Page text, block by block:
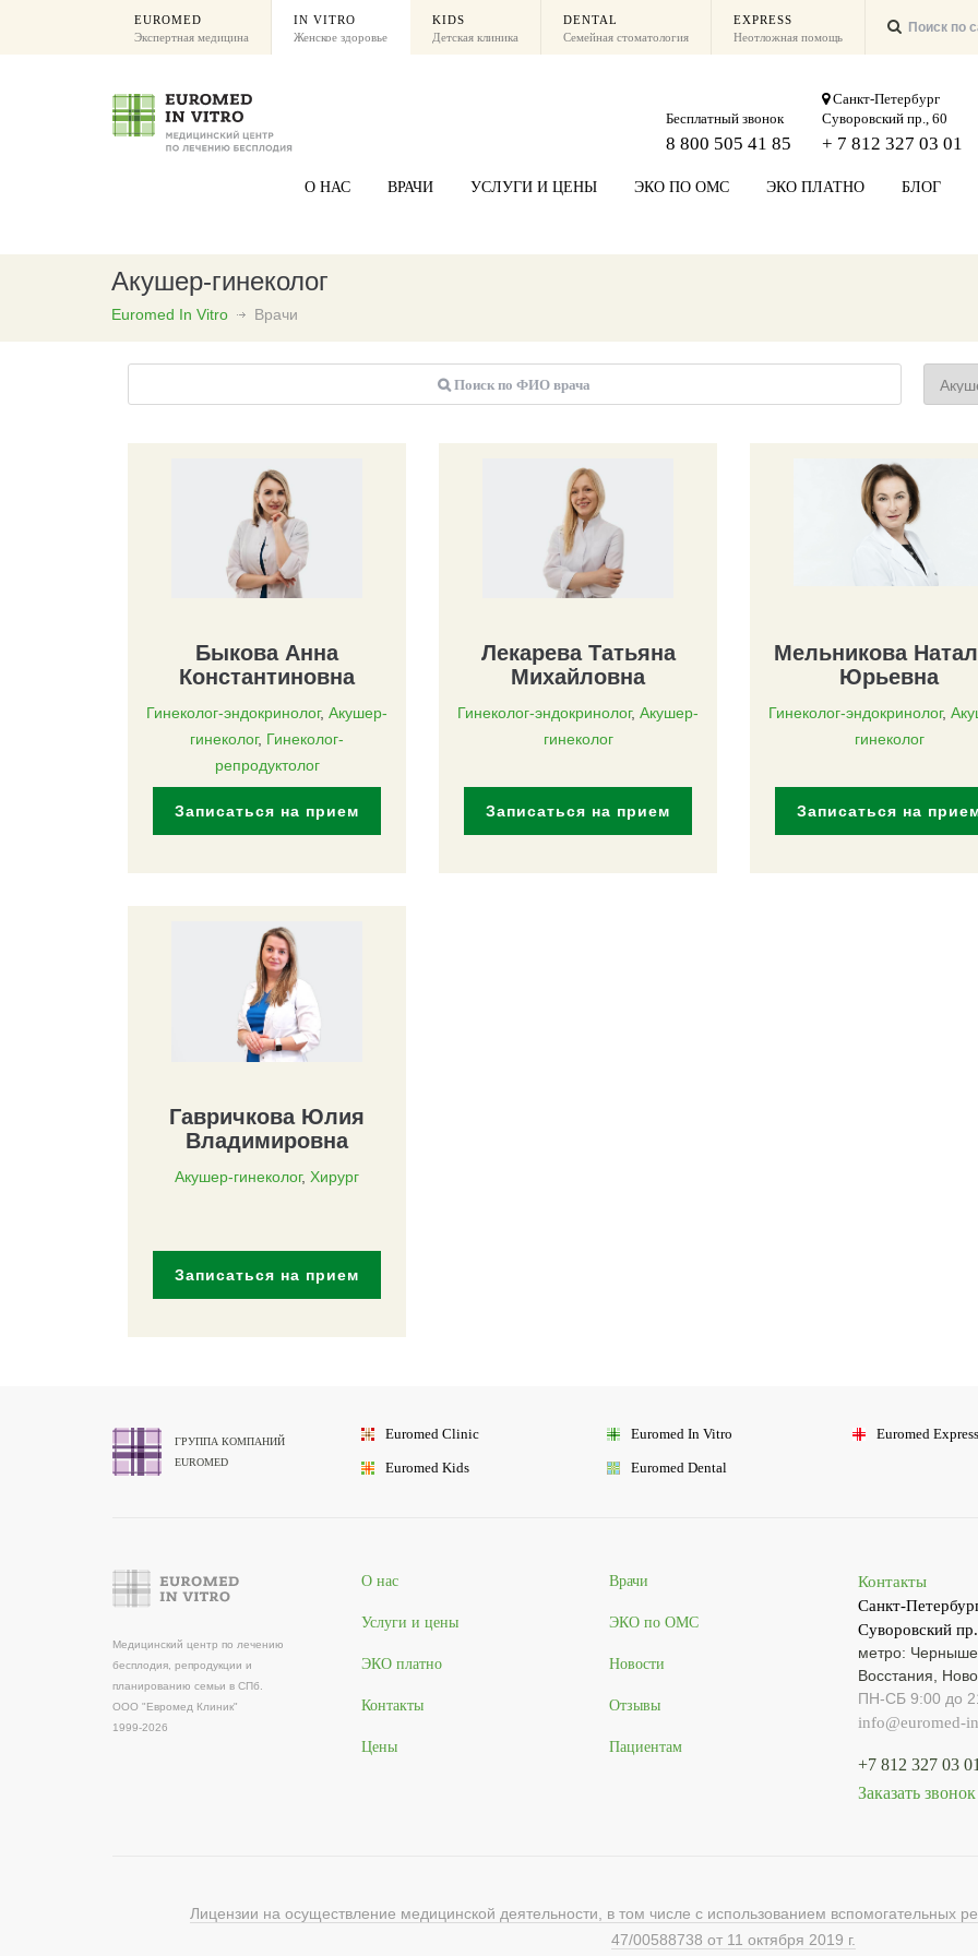
EUROMED
Экспертная медицина
IN VITRO
Женское здоровье
KIDS
Детская клиника
DENTAL
Семейная стоматология
EXPRESS
Неотложная помощь
Бесплатный звонок
8 800 505 41 85
Санкт-Петербург
Суворовский пр., 60
+ 7 812 327 03 01
О НАС ВРАЧИ УСЛУГИ И ЦЕНЫ ЭКО ПО ОМС ЭКО ПЛАТНО БЛОГ
Акушер-гинеколог
Euromed In Vitro Врачи
Быкова Анна
Константиновна
Гинеколог-эндокринолог, Акушер-
гинеколог, Гинеколог-
репродуктолог
Записаться на прием
Лекарева Татьяна
Михайловна
Гинеколог-эндокринолог, Акушер-
гинеколог
Записаться на прием
Мельникова
Юрьевна
Гинеколог-эндокринолог,
гинеколог
Записаться на
Гавричкова Юлия
Владимировна
Акушер-гинеколог, Хирург
Записаться на прием
ГРУППА КОМПАНИЙ
EUROMED
Euromed Clinic Euromed In Vitro Euromed
Euromed Kids Euromed Dental
Медицинский центр по лечению
бесплодия, репродукции и
планированию семьи в СПб.
ООО "Евромед Клиник"
1999-2026
О нас Врачи
Услуги и цены ЭКО по ОМС
ЭКО платно Новости
Контакты Отзывы
Цены Пациентам
Контакты
Санкт-
Суворовский
метро:
Восстания,
ПН-СБ 9:00 до
info@euromed-
+7 812 327 03
Заказать звонок
Лицензии на осуществление медицинской деятельности, в том числе с использованием вспомогательных
47/00588738 от 11 октября 2019 г.